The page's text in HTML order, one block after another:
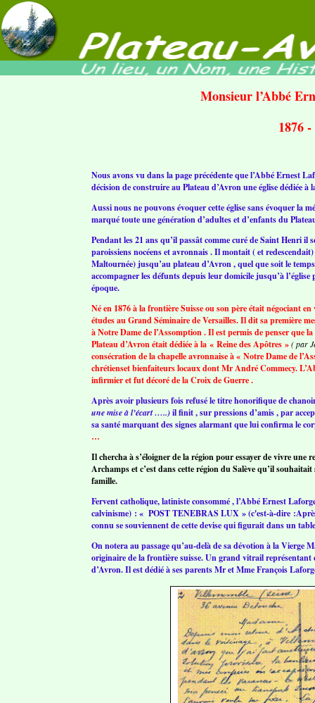
Monsieur l’Abbé
1876
Nous avons vu dans la page précédente que l’Abbé Ernest
décision de construire au Plateau d’Avron une église dédiée à
Aussi nous ne pouvons évoquer cette église sans évoquer la
marqué toute une génération d’adultes et d’enfants du
Pendant les 21 ans qu’il passât comme curé de Saint Henri il
paroissiens nocéens et avronnais . Il montait ( et
Maltournée) jusqu’au plateau d’Avron , quel que soit le
accompagner les défunts depuis leur domicile jusqu’à l’église
époque.
Né en 1876 à la frontière Suisse ou son père était négociant
études au Grand Séminaire de Versailles. Il dit sa première
à Notre Dame de l’Assomption . Il est permis de penser que
Plateau d’Avron était dédiée à la « Reine des Apôtres »( par
consécration de la chapelle avronnaise à « Notre Dame de
chrétienset bienfaiteurs locaux dont Mr André Commecy.
infirmier et fut décoré de la Croix de Guerre .
Après avoir plusieurs fois refusé le titre honorifique de
une mise à l’écart …..)il finit , sur pressions d’amis , par
sa santé marquant des signes alarmant que lui confirma le
…
Il chercha à s’éloigner de la région pour essayer de vivre une
Archamps et c’est dans cette région du Salève qu’il
famille.
Fervent catholique, latiniste consommé , l’Abbé Ernest
calvinisme) : « POST TENEBRAS LUX » (c'est-à-dire
connu se souviennent de cette devise qui figurait dans un
On notera au passage qu’au-delà de sa dévotion à la Vierge
originaire de la frontière suisse. Un grand vitrail représentant
d’Avron. Il est dédié à ses parents Mr et Mme François